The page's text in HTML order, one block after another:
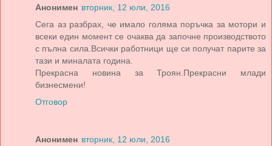
Анонимен вторник, 12 юли, 2016
Сега аз разбрах, че имало голяма поръчка за мотори и
всеки един момент се очаква да започне производството
с пълна сила.Всички работници ще си получат парите за
тази и миналата година.
Прекрасна новина за Троян.Прекрасни млади
бизнесмени!
Отговор
Анонимен вторник, 12 юли, 2016